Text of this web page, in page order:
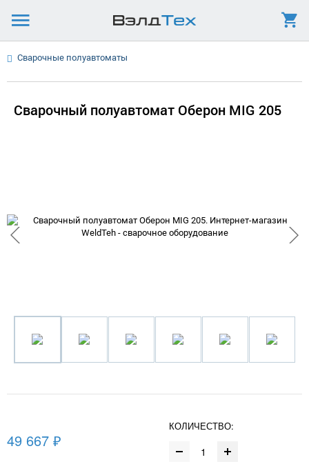
Сварочные полуавтоматы
Сварочный полуавтомат Оберон MIG 205
49 667 ₽
КОЛИЧЕСТВО: